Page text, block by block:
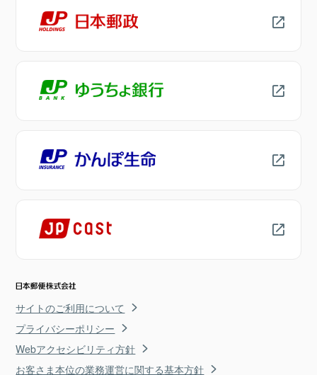
サイトのご利用について
プライバシーポリシー
Webアクセシビリティ方針
お客さま本位の業務運営に関する基本方針